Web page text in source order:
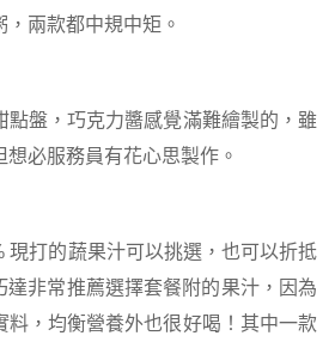
兩款都中規中矩。
點盤，巧克力醬感覺滿難繪製的，雖
必服務員有花心思製作。
現打的蔬果汁可以挑選，也可以折抵
達非常推薦選擇套餐附的果汁，因為
料，均衡營養外也很好喝！其中一款